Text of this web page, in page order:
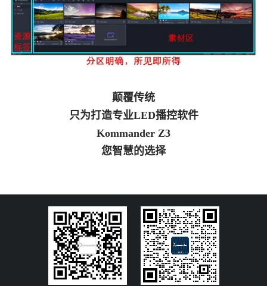
颠覆传统
只为打造专业LED播控软件
Kommander Z3
您智慧的选择